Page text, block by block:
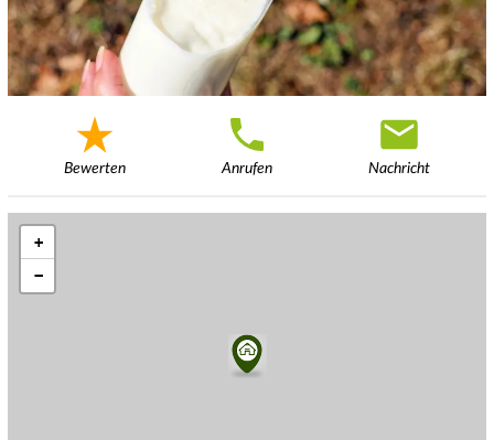
Bewerten Anrufen Nachricht
+
−